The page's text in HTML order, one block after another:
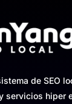
de SEO
servicios hiper